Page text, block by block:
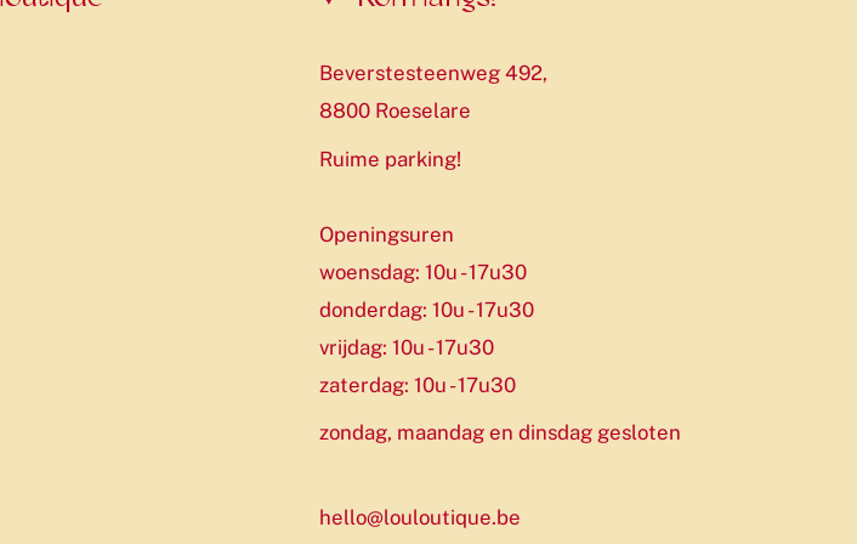
Beverstesteenweg 492,
8800 Roeselare
Ruime parking!
Openingsuren
woensdag: 10u - 17u30
donderdag: 10u - 17u30
vrijdag: 10u - 17u30
zaterdag: 10u - 17u30
zondag, maandag en dinsdag gesloten
hello@louloutique.be